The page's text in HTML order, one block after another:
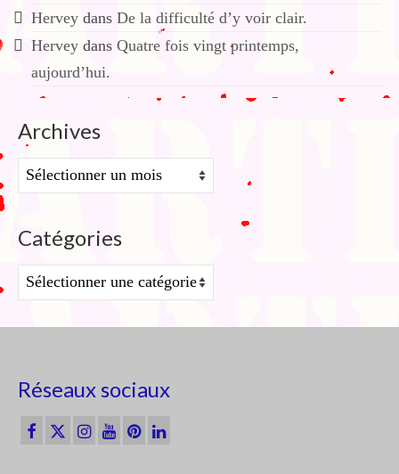
Hervey dans De la difficulté d’y voir clair.
Hervey dans Quatre fois vingt printemps,
aujourd’hui.
Archives
Archives
Catégories
Catégories
Réseaux sociaux